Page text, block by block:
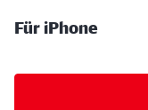
Für iPhone